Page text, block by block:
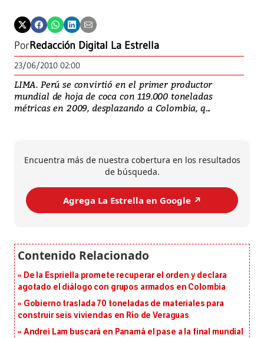
PorRedacción Digital La Estrella
23/06/2010 02:00
LIMA. Perú se convirtió en el primer productor
mundial de hoja de coca con 119.000 toneladas
métricas en 2009, desplazando a Colombia, q...
Encuentra más de nuestra cobertura en los resultados
de búsqueda.
Agrega La Estrella en Google ↗️
De la Espriella promete recuperar el orden y declara
agotado el diálogo con grupos armados en Colombia
Gobierno traslada 70 toneladas de materiales para
construir seis viviendas en Río de Veraguas
Andrei Lam buscará en Panamá el pase a la final mundial